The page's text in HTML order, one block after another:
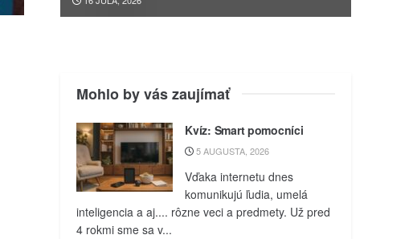
Mohlo by vás zaujímať
Kvíz: Smart pomocníci
5 AUGUSTA, 2026
Vďaka internetu dnes
komunikujú ľudia, umelá
inteligencia a aj.... rôzne veci a predmety. Už pred
4 rokmi sme sa v...